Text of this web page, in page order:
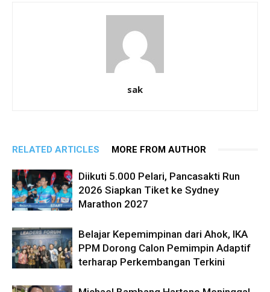
sak
RELATED ARTICLES MORE FROM AUTHOR
Diikuti 5.000 Pelari, Pancasakti Run
2026 Siapkan Tiket ke Sydney
Marathon 2027
Belajar Kepemimpinan dari Ahok, IKA
PPM Dorong Calon Pemimpin Adaptif
terharap Perkembangan Terkini